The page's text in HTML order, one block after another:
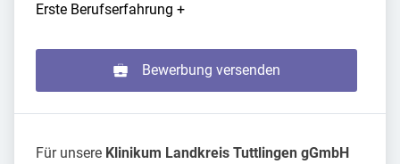
Erste Berufserfahrung +
Bewerbung versenden
Für unsere Klinikum Landkreis Tuttlingen gGmbH